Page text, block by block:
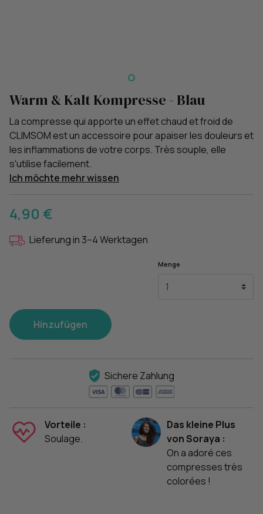
Warm & Kalt Kompresse - Blau
La compresse qui apporte un effet chaud et froid de
CLIMSOM est un accessoire pour apaiser les douleurs et
les inflammations de votre corps. Très souple, elle
s'utilise facilement.
Ich möchte mehr wissen
4,90 €
Lieferung in 3–4 Werktagen
Menge
Hinzufügen
Sichere Zahlung
Vorteile :
Soulage.
Das kleine Plus
von Soraya :
On a adoré ces
compresses très
colorées !